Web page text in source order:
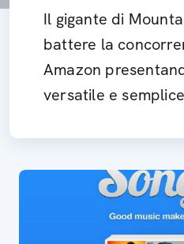
Il gigante di
battere la
Amazon
versatile e